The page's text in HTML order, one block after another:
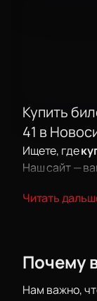
Купить
41 в
Ищете, где
Наш сайт —
поединка,
атмосферу
Дата и
Турнир TOP
Читать
Почему
Нам важно,